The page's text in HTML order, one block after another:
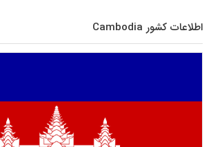
اطلاعات کشور Cambodia